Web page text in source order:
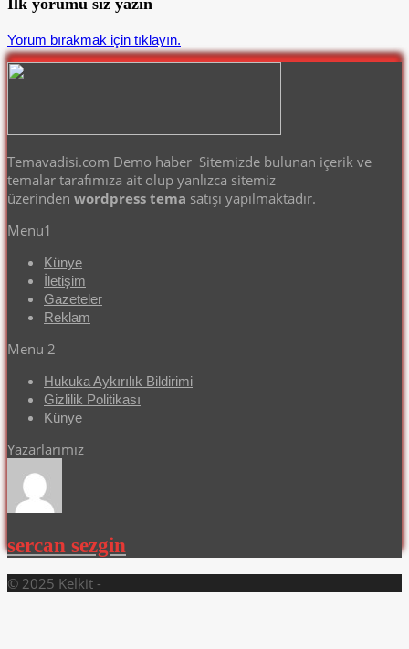
İlk yorumu siz yazın
Yorum bırakmak için tıklayın.
Temavadisi.com Demo haber Sitemizde bulunan içerik ve
temalar tarafımıza ait olup yanlızca sitemiz
üzerinden wordpress tema satışı yapılmaktadır.
Menu1
Künye
İletişim
Gazeteler
Reklam
Menu 2
Hukuka Aykırılık Bildirimi
Gizlilik Politikası
Künye
Yazarlarımız
sercan sezgin
© 2025 Kelkit -